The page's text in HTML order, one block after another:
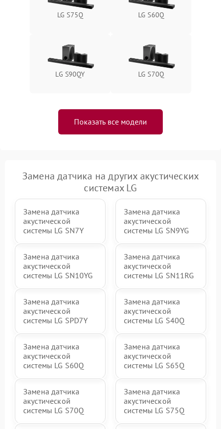
LG S75Q LG S60Q
LG S90QY LG S70Q
Показать все модели
Замена датчика на других акустических
системах LG
Замена датчика
акустической
системы LG SN7Y
Замена датчика
акустической
системы LG SN9YG
Замена датчика
акустической
системы LG SN10YG
Замена датчика
акустической
системы LG SN11RG
Замена датчика
акустической
системы LG SPD7Y
Замена датчика
акустической
системы LG S40Q
Замена датчика
акустической
системы LG S60Q
Замена датчика
акустической
системы LG S65Q
Замена датчика
акустической
системы LG S70Q
Замена датчика
акустической
системы LG S75Q